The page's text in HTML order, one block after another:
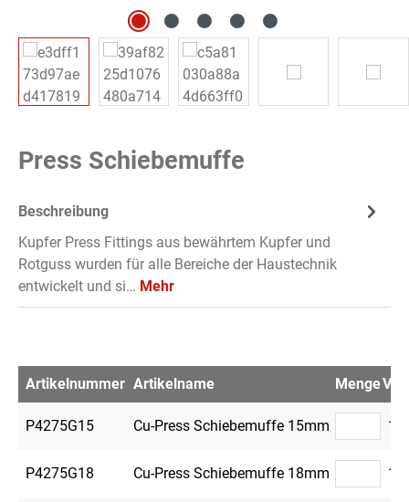
Press Schiebemuffe
Beschreibung
Kupfer Press Fittings aus bewährtem Kupfer und
Rotguss wurden für alle Bereiche der Haustechnik
entwickelt und si… Mehr
Artikelnummer Artikelname MengeVPE
P4275G15 Cu-Press Schiebemuffe 15mm 10
P4275G18 Cu-Press Schiebemuffe 18mm 10